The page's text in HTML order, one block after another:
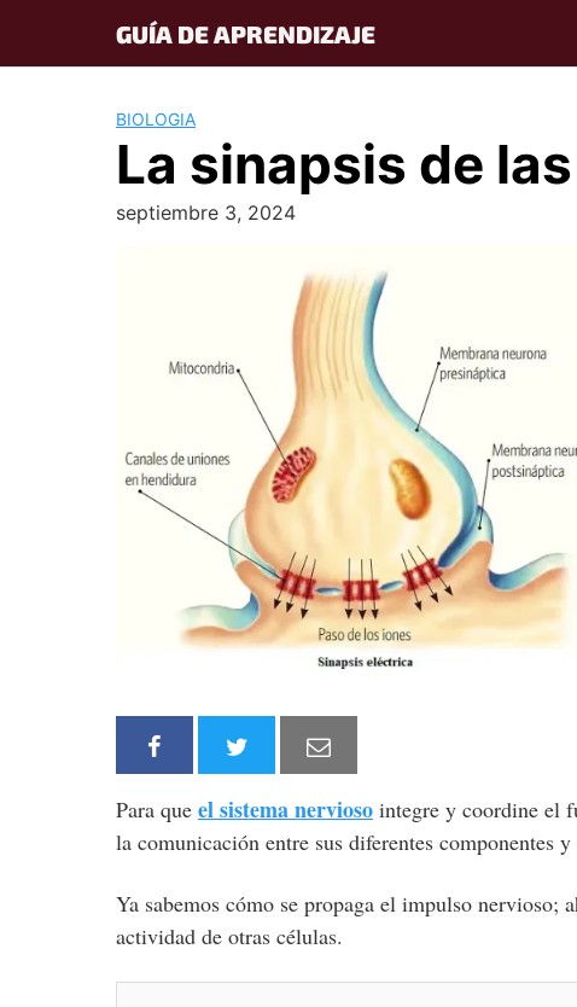
content
GUÍA DE APRENDIZAJE
BIOLOGIA
La sinapsis de
septiembre 3, 2024
Para que el sistema nervioso integre y coordine el
la comunicación entre sus diferentes componentes
Ya sabemos cómo se propaga el impulso nervioso;
actividad de otras células.